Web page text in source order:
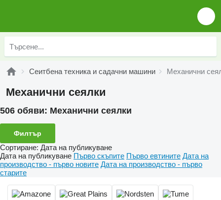
Сеитбена техника и садачни машини Механични
Механични сеялки
506 обяви: Механични сеялки
Филтър
Сортиране: Дата на публикуване
Дата на публикуване Първо скъпите Първо евтините Дата на
производство - първо новите Дата на производство - първо
старите